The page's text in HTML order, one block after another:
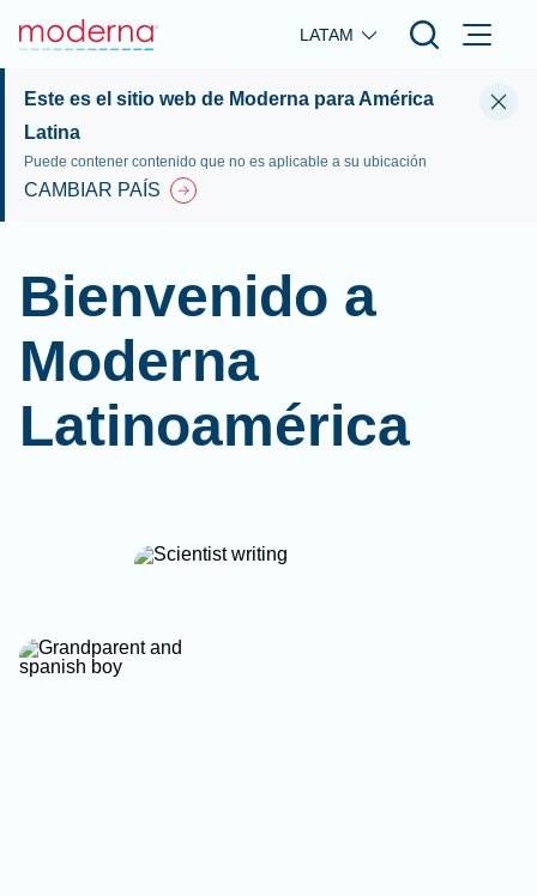
Skip to main content
LATAM
Este es el sitio web de Moderna para América
Latina
Puede contener contenido que no es aplicable a su ubicación
CAMBIAR PAÍS
Bienvenido a
Moderna
Latinoamérica